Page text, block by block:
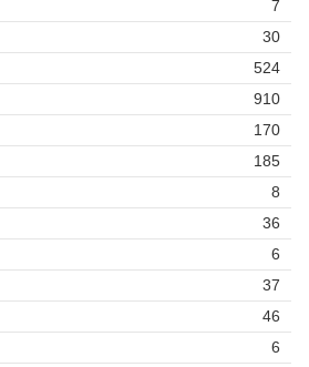
7
30
524
910
170
185
8
36
6
37
46
6